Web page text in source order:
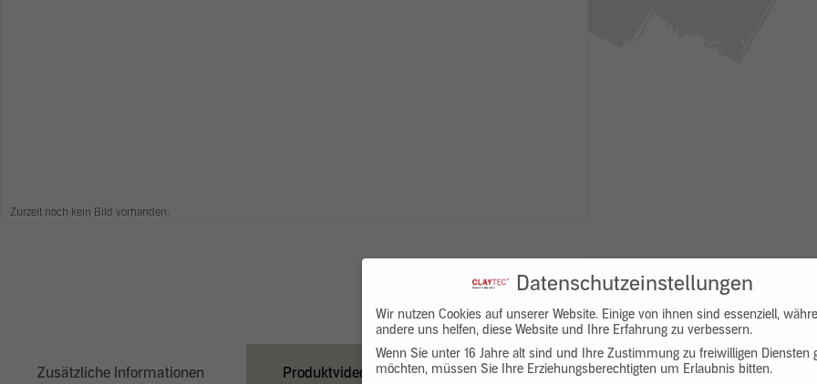
Zurzeit noch kein Bild vorhanden.
Zusätzliche Informationen Produktvideo Downloads Produktbeschreibung
Datenschutzeinstellungen
Wir nutzen Cookies auf unserer Website. Einige von ihnen sind essenziell,
andere uns helfen, diese Website und Ihre Erfahrung zu verbessern.
Wenn Sie unter 16 Jahre alt sind und Ihre Zustimmung zu freiwilligen Diensten
möchten, müssen Sie Ihre Erziehungsberechtigten um Erlaubnis bitten.